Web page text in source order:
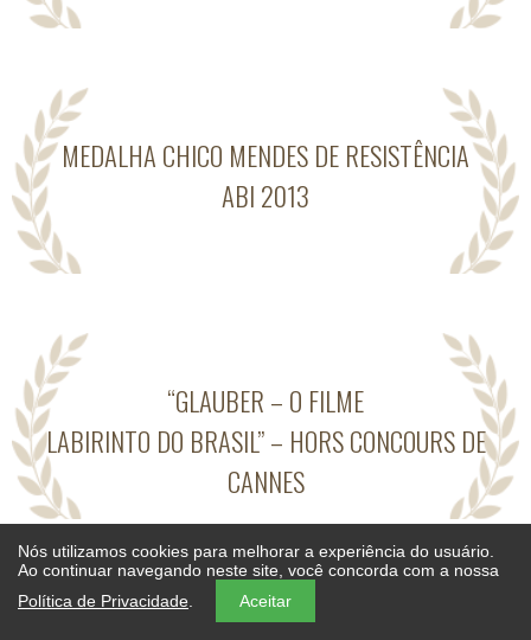
Nós utilizamos cookies para melhorar a experiência do usuário.
Ao continuar navegando neste site, você concorda com a nossa
Política de Privacidade
Aceitar
MEDALHA CHICO MENDES DE RESISTÊNCIA
ABI 2013
“GLAUBER – O FILME
LABIRINTO DO BRASIL” – HORS CONCOURS DE
CANNES
© 2016 Caliban Produções Cinematográficas | Todos os trabalhos neste site:
textos, imagens ou videos são propriedade da Caliban Produções e não
podem ser reproduzidos sem autorização.